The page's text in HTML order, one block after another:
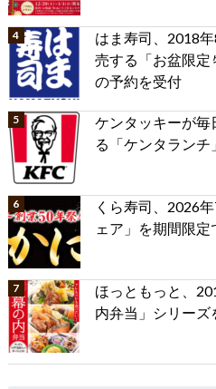
はま寿司、2018
売する「お盆限定
の予約を受付
ケンタッキーが毎
る「ケンタランチ
くら寿司、2026
ェア」を期間限定
ほっともっと、
内弁当」シリーズ